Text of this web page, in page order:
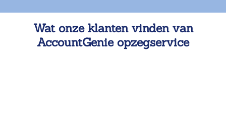
Wat onze klanten vinden van
AccountGenie opzegservice